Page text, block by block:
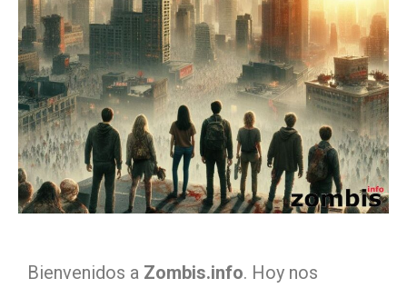
Bienvenidos a Zombis.info. Hoy nos